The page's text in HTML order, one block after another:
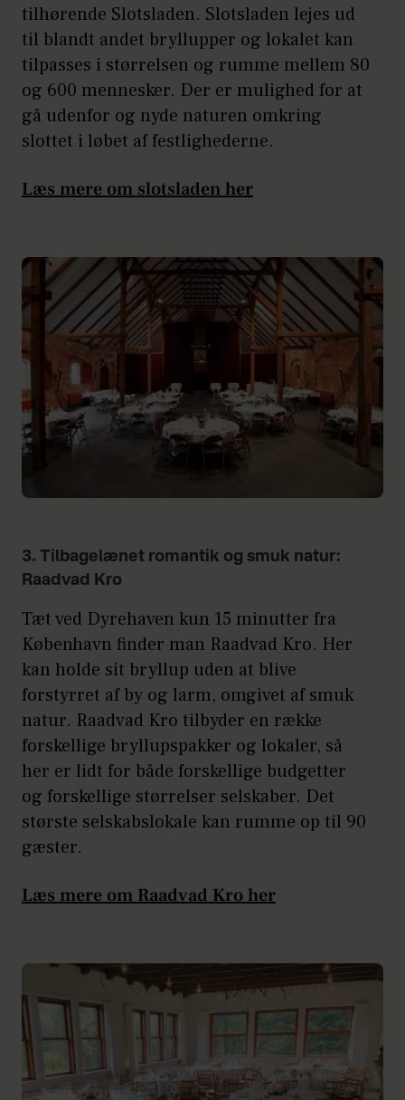
tilhørende Slotsladen. Slotsladen lejes ud
til blandt andet bryllupper og lokalet kan
tilpasses i størrelsen og rumme mellem 80
og 600 mennesker. Der er mulighed for at
gå udenfor og nyde naturen omkring
slottet i løbet af festlighederne.
Læs mere om slotsladen her
3. Tilbagelænet romantik og smuk natur:
Raadvad Kro
Tæt ved Dyrehaven kun 15 minutter fra
København finder man Raadvad Kro. Her
kan holde sit bryllup uden at blive
forstyrret af by og larm, omgivet af smuk
natur. Raadvad Kro tilbyder en række
forskellige bryllupspakker og lokaler, så
her er lidt for både forskellige budgetter
og forskellige størrelser selskaber. Det
største selskabslokale kan rumme op til 90
gæster.
Læs mere om Raadvad Kro her